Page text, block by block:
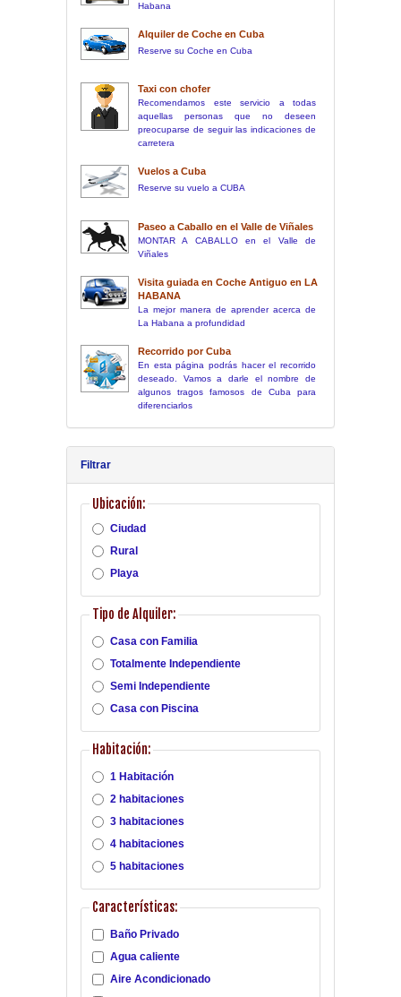
Habana
Alquiler de Coche en Cuba
Reserve su Coche en Cuba
Taxi con chofer
Recomendamos este servicio a todas
aquellas personas que no deseen
preocuparse de seguir las indicaciones de
carretera
Vuelos a Cuba
Reserve su vuelo a CUBA
Paseo a Caballo en el Valle de Viñales
MONTAR A CABALLO en el Valle de
Viñales
Visita guiada en Coche Antiguo en LA
HABANA
La mejor manera de aprender acerca de
La Habana a profundidad
Recorrido por Cuba
En esta página podrás hacer el recorrido
deseado. Vamos a darle el nombre de
algunos tragos famosos de Cuba para
diferenciarlos
Filtrar
Ubicación:
Ciudad
Rural
Playa
Tipo de Alquiler:
Casa con Familia
Totalmente Independiente
Semi Independiente
Casa con Piscina
Habitación:
1 Habitación
2 habitaciones
3 habitaciones
4 habitaciones
5 habitaciones
Características:
Baño Privado
Agua caliente
Aire Acondicionado